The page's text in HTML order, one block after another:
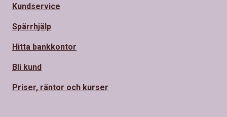
Kundservice
Spärrhjälp
Hitta bankkontor
Bli kund
Priser, räntor och kurser